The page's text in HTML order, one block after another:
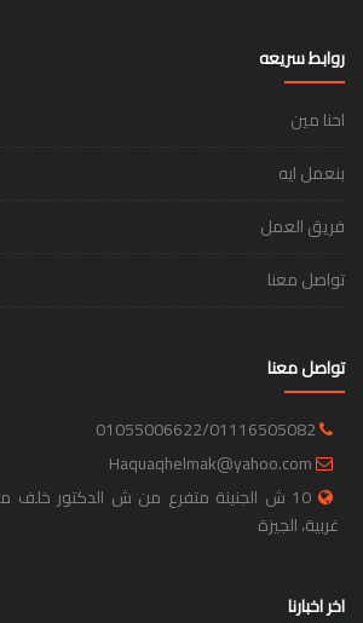
روابط سريعه
احنا مين
بنعمل ايه
فريق العمل
تواصل معنا
تواصل معنا
01055006622/01116505082
Haquaqhelmak@yahoo.com
10 ش الجنينة متفرع من ش الدكتور خلف
غربية، الجيزة
اخر اخبارنا